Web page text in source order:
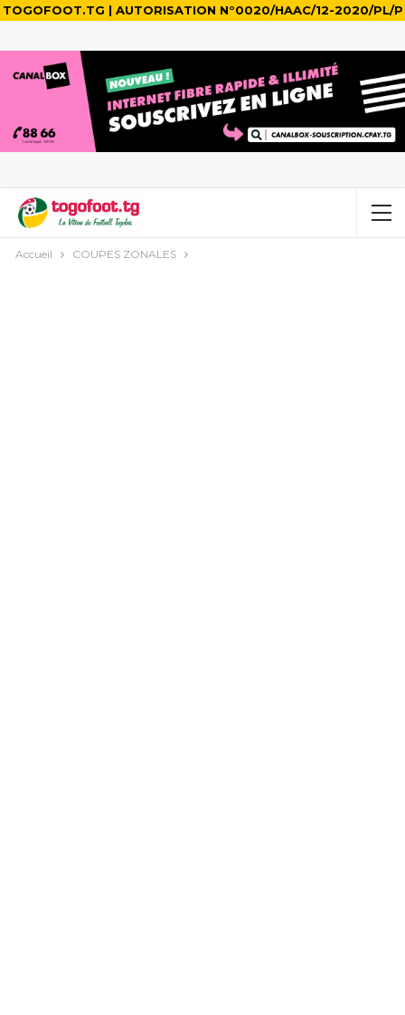
TOGOFOOT.TG | AUTORISATION N°0020/HAAC/12-2020/PL/P
Accueil COUPES ZONALES